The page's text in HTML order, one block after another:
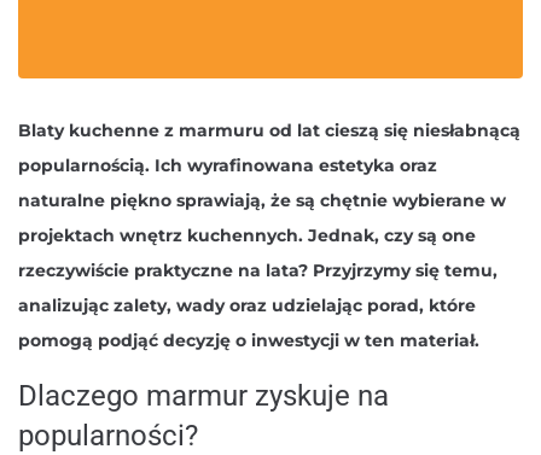
Blaty kuchenne z marmuru od lat cieszą się niesłabnącą
popularnością. Ich wyrafinowana estetyka oraz
naturalne piękno sprawiają, że są chętnie wybierane w
projektach wnętrz kuchennych. Jednak, czy są one
rzeczywiście praktyczne na lata? Przyjrzymy się temu,
analizując zalety, wady oraz udzielając porad, które
pomogą podjąć decyzję o inwestycji w ten materiał.
Dlaczego marmur zyskuje na
popularności?